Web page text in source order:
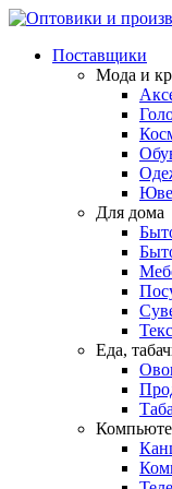
Поставщики
Мода и
Для дома
Еда,